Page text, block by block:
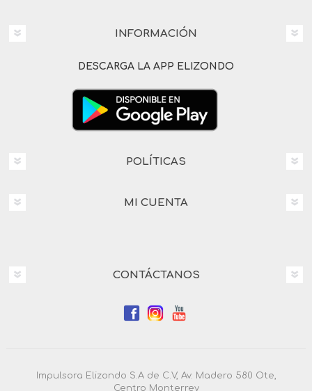
INFORMACIÓN
DESCARGA LA APP ELIZONDO
POLÍTICAS
MI CUENTA
CONTÁCTANOS
Impulsora Elizondo S.A de C.V, Av. Madero 580 Ote,
Centro Monterrey